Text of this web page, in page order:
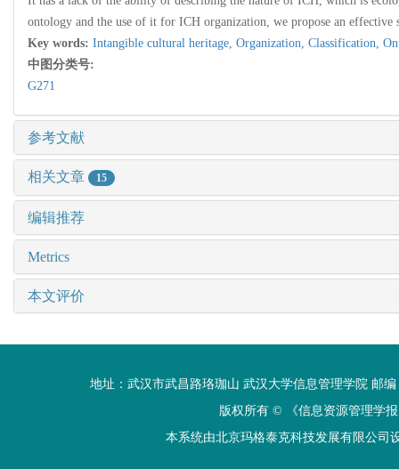
ontology and the use of it for ICH organization, we propose an
Key words: Intangible cultural heritage, Organization, Classification,
中图分类号:
G271
参考文献
相关文章 15
编辑推荐
Metrics
本文评价
地址：武汉市武昌路珞珈山 武汉大学信息管理学院 邮编
版权所有 ©
《信息资源管理学
本系统由北京玛格泰克科技发展有限公司